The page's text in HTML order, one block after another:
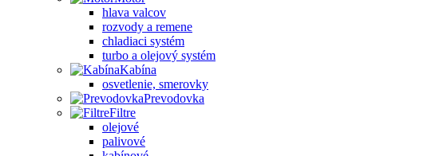
hlava valcov
rozvody a remene
chladiaci systém
turbo a olejový systém
Kabína
osvetlenie, smerovky
Prevodovka
Filtre
olejové
palivové